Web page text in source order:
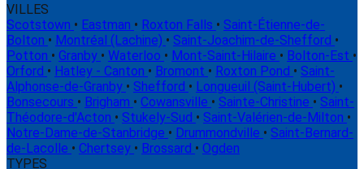
VILLES
Scotstown • Eastman • Roxton Falls • Saint-Étienne-de-
Bolton • Montréal (Lachine) • Saint-Joachim-de-Shefford •
Potton • Granby • Waterloo • Mont-Saint-Hilaire • Bolton-Est •
Orford • Hatley - Canton • Bromont • Roxton Pond • Saint-
Alphonse-de-Granby • Shefford • Longueuil (Saint-Hubert) •
Bonsecours • Brigham • Cowansville • Sainte-Christine • Saint-
Théodore-d'Acton • Stukely-Sud • Saint-Valérien-de-Milton •
Notre-Dame-de-Stanbridge • Drummondville • Saint-Bernard-
de-Lacolle • Chertsey • Brossard • Ogden
TYPES